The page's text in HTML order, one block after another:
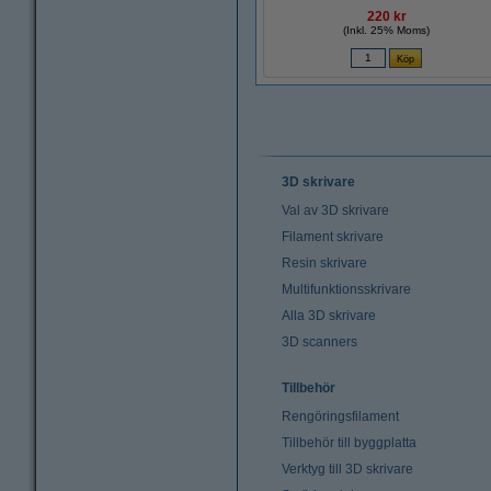
220 kr
(Inkl. 25% Moms)
3D skrivare
Val av 3D skrivare
Filament skrivare
Resin skrivare
Multifunktionsskrivare
Alla 3D skrivare
3D scanners
Tillbehör
Rengöringsfilament
Tillbehör till byggplatta
Verktyg till 3D skrivare